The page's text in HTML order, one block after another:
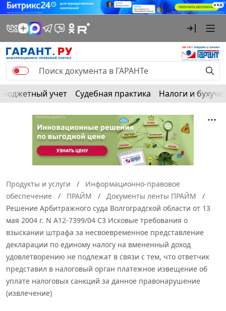
Бюджетный учет Судебная практика Налоги и
Продукты и услуги
Информационно-правовое
обеспечение
ПРАЙМ
Документы ленты ПРАЙМ
Решение Арбитражного суда Волгоградской области от 13
мая 2004 г. N А12-7399/04 С3 Исковые требования о
взыскании штрафа за несвоевременное представление
декларации по единому налогу на вмененный доход
удовлетворению не подлежат в связи с тем, что ответчик
представил в налоговый орган платежное извещение об
уплате налоговых санкций за данное правонарушение
(извлечение)